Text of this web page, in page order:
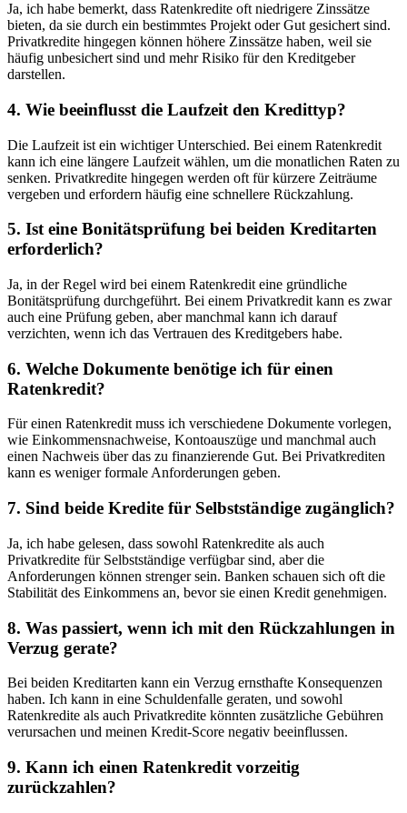
Ja, ich habe bemerkt,‌ dass ⁣Ratenkredite oft ⁤niedrigere Zinssätze
⁤bieten, da sie durch⁢ ein bestimmtes​ Projekt oder Gut gesichert sind.
Privatkredite hingegen können höhere Zinssätze haben, weil ‍sie
häufig unbesichert sind und mehr Risiko für den Kreditgeber
darstellen.
4. ⁢Wie beeinflusst die Laufzeit den Kredittyp?
Die Laufzeit ist ein wichtiger Unterschied. Bei einem Ratenkredit
kann ich ⁢eine längere Laufzeit wählen, um die ⁤monatlichen Raten zu
senken. Privatkredite hingegen werden oft für kürzere Zeiträume
‍vergeben und erfordern häufig eine⁤ schnellere Rückzahlung.
5. Ist eine Bonitätsprüfung bei beiden Kreditarten
erforderlich?
Ja, in der Regel wird bei‌ einem Ratenkredit ‌eine gründliche
Bonitätsprüfung durchgeführt. Bei einem Privatkredit⁢ kann es zwar
auch⁢ eine Prüfung geben, aber manchmal kann ich darauf
verzichten,⁣ wenn ich ⁢das Vertrauen des Kreditgebers habe.
6. Welche Dokumente benötige ich für einen
Ratenkredit?
Für​ einen Ratenkredit ‍muss ich verschiedene⁢ Dokumente⁢ vorlegen,
wie⁢ Einkommensnachweise, Kontoauszüge und manchmal‍ auch
einen Nachweis über das zu finanzierende Gut. ⁢Bei Privatkrediten
kann es weniger ​formale Anforderungen ​geben.
7. Sind beide Kredite für Selbstständige ⁤zugänglich?
Ja, ich ‍habe gelesen, dass sowohl Ratenkredite​ als auch
Privatkredite für Selbstständige verfügbar sind, ⁣aber die
‌Anforderungen können strenger⁣ sein. Banken‍ schauen sich oft die
Stabilität des Einkommens an, bevor sie einen ⁤Kredit genehmigen.
8.⁢ Was​ passiert,​ wenn ich mit den Rückzahlungen in​
Verzug gerate?
Bei beiden Kreditarten kann ein Verzug ernsthafte Konsequenzen⁤
haben. Ich kann in eine Schuldenfalle geraten, und sowohl
Ratenkredite ​als auch Privatkredite könnten zusätzliche Gebühren
verursachen und meinen Kredit-Score negativ beeinflussen.
9. Kann ich einen Ratenkredit vorzeitig
zurückzahlen?